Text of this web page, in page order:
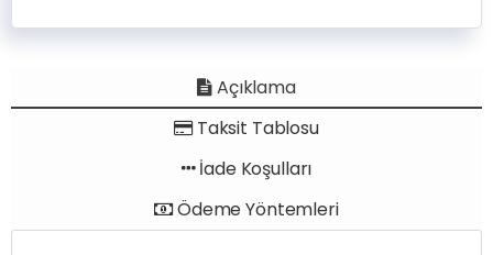
Açıklama
Taksit Tablosu
İade Koşulları
Ödeme Yöntemleri